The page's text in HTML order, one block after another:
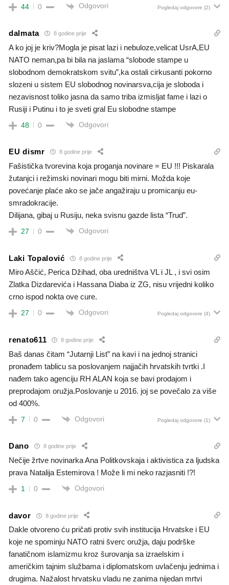
44 0 Odgovori Pogledaj odgovore (2)
dalmata 8 godine prije
A ko joj je kriv?Mogla je pisat lazi i nebuloze,velicat UsrA,EU
NATO neman,pa bi bila na jaslama “slobode stampe u
slobodnom demokratskom svitu”,ka ostali cirkusanti pokorno
slozeni u sistem EU slobodnog novinarsva,cija je sloboda i
nezavisnost toliko jasna da samo triba izmisljat fame i lazi o
Rusiji i Putinu i to je sveti gral Eu slobodne stampe
48 0 Odgovori
EU dismr 8 godine prije
Fašistička tvorevina koja proganja novinare = EU !!! Piskarala
žutanjci i režimski novinari mogu biti mirni. Možda koje
povećanje plaće ako se jače angažiraju u promicanju eu-
smradokracije.
Dilijana, gibaj u Rusiju, neka svisnu gazde lista “Trud”.
27 0 Odgovori
Laki Topalović 8 godine prije
Miro Aščić, Perica Džihad, oba uredništva VL i JL , i svi osim
Zlatka Dizdarevića i Hassana Diaba iz ZG, nisu vrijedni koliko
crno ispod nokta ove cure.
27 0 Odgovori Pogledaj odgovore (4)
renato611 8 godine prije
Baš danas čitam “Jutarnji List” na kavi i na jednoj stranici
pronađem tablicu sa poslovanjem najjačih hrvatskih tvrtki .I
nađem tako agenciju RH ALAN koja se bavi prodajom i
preprodajom oružja.Poslovanje u 2016. joj se povečalo za više
od 400%.
7 0 Odgovori Pogledaj odgovore (1)
Dano 8 godine prije
Nečije žrtve novinarka Ana Politkovskaja i aktivistica za ljudska
prava Natalija Estemirova ! Može li mi neko razjasniti !?!
1 0 Odgovori
davor 8 godine prije
Dakle otvoreno ću pričati protiv svih institucija Hrvatske i EU
koje ne spominju NATO ratni šverc oružja, daju podrške
fanatičnom islamizmu kroz šurovanja sa izraelskim i
američkim tajnim službama i diplomatskom uvlačenju jednima i
drugima. Nažalost hrvatsku vladu ne zanima nijedan mrtvi